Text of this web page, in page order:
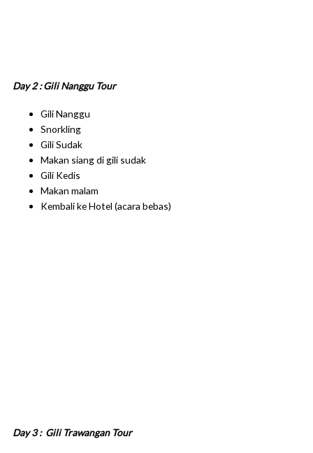
Day 2 : Gili Nanggu Tour
Gili Nanggu
Snorkling
Gili Sudak
Makan siang di gili sudak
Gili Kedis
Makan malam
Kembali ke Hotel (acara bebas)
Day 3 : Gili Trawangan Tour